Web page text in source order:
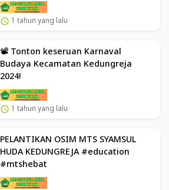
1 tahun yang lalu
📽️ Tonton keseruan Karnaval
Budaya Kecamatan Kedungreja
2024!
1 tahun yang lalu
PELANTIKAN OSIM MTS SYAMSUL
HUDA KEDUNGREJA #education
#mtshebat